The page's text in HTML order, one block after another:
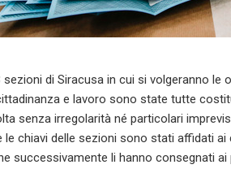
sezioni di Siracusa in cui si volgeranno
e lavoro sono state tutte
senza irregolarità né particolari
le chiavi delle sezioni sono stati affidati
successivamente li hanno consegnati